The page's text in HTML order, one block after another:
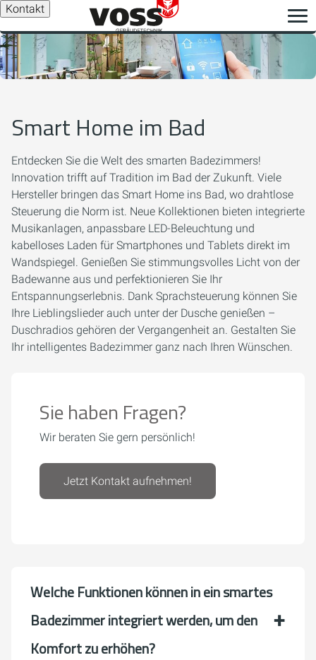
Kontakt
Smart Home im Bad
Entdecken Sie die Welt des smarten Badezimmers!
Innovation trifft auf Tradition im Bad der Zukunft. Viele
Hersteller bringen das Smart Home ins Bad, wo drahtlose
Steuerung die Norm ist. Neue Kollektionen bieten integrierte
Musikanlagen, anpassbare LED-Beleuchtung und
kabelloses Laden für Smartphones und Tablets direkt im
Wandspiegel. Genießen Sie stimmungsvolles Licht von der
Badewanne aus und perfektionieren Sie Ihr
Entspannungserlebnis. Dank Sprachsteuerung können Sie
Ihre Lieblingslieder auch unter der Dusche genießen –
Duschradios gehören der Vergangenheit an. Gestalten Sie
Ihr intelligentes Badezimmer ganz nach Ihren Wünschen.
Sie haben Fragen?
Wir beraten Sie gern persönlich!
Jetzt Kontakt aufnehmen!
Welche Funktionen können in ein smartes
Badezimmer integriert werden, um den
Komfort zu erhöhen?